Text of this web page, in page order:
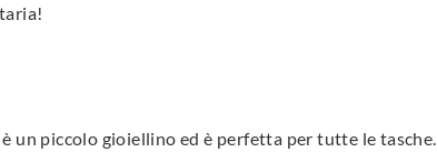
un piccolo gioiellino ed è perfetta per tutte le tasche.